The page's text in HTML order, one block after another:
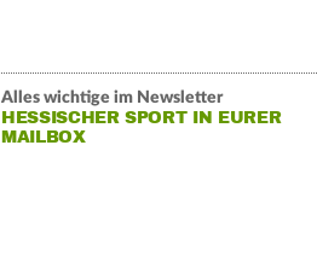
Alles wichtige im Newsletter
HESSISCHER SPORT IN EURER
MAILBOX